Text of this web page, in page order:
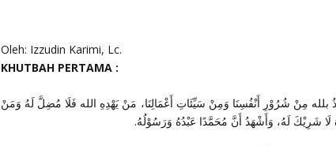
Oleh: Izzudin Karimi, Lc.
KHUTBAH PERTAMA :
بلله مِنْ شُرُوْرِ أَنْفُسِنَا وَمِنْ سَيِّئَاتِ أَعْمَالِنَا، مَنْ يَهْدِهِ الله فَلَا مُضِلَّ لَهُ وَمَنْ
لَا شَرِيْكَ لَهُ، وَأَشْهَدُ أَنَّ مُحَمَّدًا عَبْدُهُ وَرَسُوْلُهُ.